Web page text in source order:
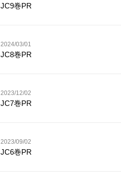
JC9巻PR
2024/03/01
JC8巻PR
2023/12/02
JC7巻PR
2023/09/02
JC6巻PR